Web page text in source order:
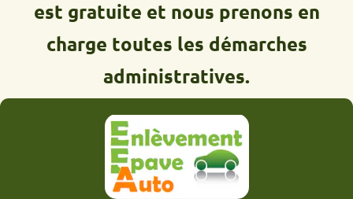
est gratuite et nous prenons en
charge toutes les démarches
administratives.